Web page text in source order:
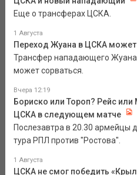
Еще о трансферах ЦСКА.
1 Августа
Переход Жуана в ЦСКА может
Трансфер нападающего Жуана
может сорваться.
Вчера 12:19
Бориско или Тороп? Рейс или
ЦСКА в следующем матче
Послезавтра в 20.30 армейцы
тура РПЛ против "Ростова".
1 Августа
ЦСКА не смог победить